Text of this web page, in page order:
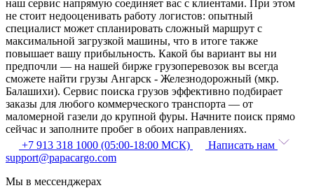
наш сервис напрямую соединяет вас с клиентами. При этом
не стоит недооценивать работу логистов: опытный
специалист может спланировать сложный маршрут с
максимальной загрузкой машины, что в итоге также
повышает вашу прибыльность. Какой бы вариант вы ни
предпочли — на нашей бирже грузоперевозок вы всегда
сможете найти грузы Ангарск - Железнодорожный (мкр.
Балашихи). Сервис поиска грузов эффективно подбирает
заказы для любого коммерческого транспорта — от
маломерной газели до крупной фуры. Начните поиск прямо
сейчас и заполните пробег в обоих направлениях.
+7 913 318 1000 (05:00-18:00 МСК)
Написать нам
support@papacargo.com
Мы в мессенджерах